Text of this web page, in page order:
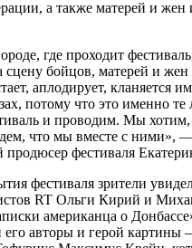
а также матерей и
где проходит
сцену бойцов, матерей и
аплодирует, кланяется
потому что это именно
и проводим. Мы
что мы вместе с ними», —
продюсер фестиваля
фестиваля зрители
RT Ольги Кирий и
американца о
его авторы и герой картины